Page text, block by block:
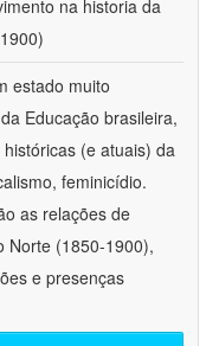
na historia da
estado muito
Educação brasileira,
(e atuais) da
feminicídio.
as relações de
Norte (1850-1900),
e presenças